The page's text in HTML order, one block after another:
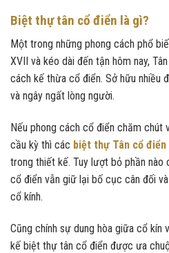
Biệt thự tân cổ điển là gì?
Một trong những phong cách phổ
XVII và kéo dài đến tận hôm nay,
cách kế thừa cổ điển. Sở hữu nhiều
và ngây ngất lòng người.
Nếu phong cách cổ điển chăm chút
cầu kỳ thì các biệt thự Tân cổ điển
trong thiết kế. Tuy lượt bỏ phần nào
cổ điển vẫn giữ lại bố cục cân đối
cổ kính.
Cũng chính sự dung hòa giữa cổ kín
kế biệt thự tân cổ điển được ưa